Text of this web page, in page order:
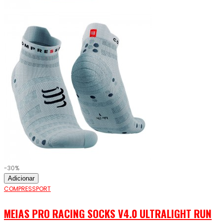
-30%
Adicionar
COMPRESSPORT
MEIAS PRO RACING SOCKS V4.0 ULTRALIGHT RUN